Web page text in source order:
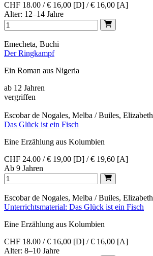
CHF 18.00 / € 16,00 [D] / € 16,00 [A]
Alter: 12–14 Jahre
Emecheta, Buchi
Der Ringkampf
Ein Roman aus Nigeria
ab 12 Jahren
vergriffen
Escobar de Nogales, Melba / Builes, Elizabeth
Das Glück ist ein Fisch
Eine Erzählung aus Kolumbien
CHF 24.00 / € 19,00 [D] / € 19,60 [A]
Ab 9 Jahren
Escobar de Nogales, Melba / Builes, Elizabeth
Unterrichtsmaterial: Das Glück ist ein Fisch
Eine Erzählung aus Kolumbien
CHF 18.00 / € 16,00 [D] / € 16,00 [A]
Alter: 8–10 Jahre